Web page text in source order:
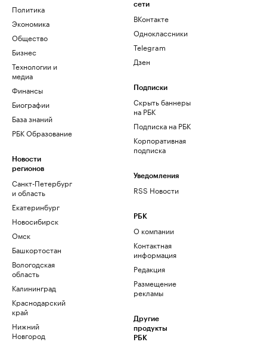
Политика
Экономика
Общество
Бизнес
Технологии и
медиа
Финансы
Биографии
База знаний
РБК Образование
Новости
регионов
Санкт-Петербург
и область
Екатеринбург
Новосибирск
Омск
Башкортостан
Вологодская
область
Калининград
Краснодарский
край
Нижний
Новгород
сети
ВКонтакте
Одноклассники
Telegram
Дзен
Подписки
Скрыть баннеры
на РБК
Подписка на РБК
Корпоративная
подписка
Уведомления
RSS Новости
РБК
О компании
Контактная
информация
Редакция
Размещение
рекламы
Другие
продукты
РБК